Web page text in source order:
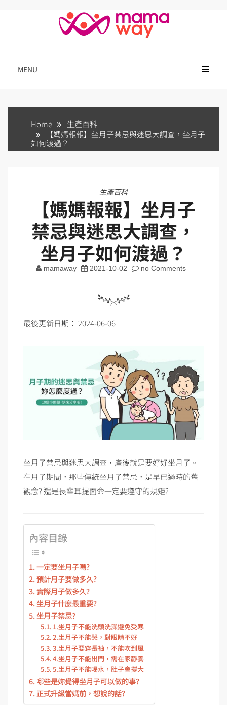
MENU
Home
生產百科
【媽媽報報】坐月子禁忌與迷思大調查，坐月子
如何渡過？
生產百科
【媽媽報報】坐月子
禁忌與迷思大調查，
坐月子如何渡過？
mamaway 2021-10-02 no Comments
最後更新日期： 2024-06-06
坐月子禁忌與迷思大調查，產後就是要好好坐月子。
在月子期間，那些傳統坐月子禁忌，是早已過時的舊
觀念? 還是長輩耳提面命一定要遵守的規矩?
內容目錄
一定要坐月子嗎?
預計月子要做多久?
實際月子做多久?
坐月子什麼最重要?
坐月子禁忌?
1.坐月子不能洗頭洗澡避免受寒
2.坐月子不能哭，對眼睛不好
3.坐月子要穿長袖，不能吹到風
4.坐月子不能出門，需在家靜養
5.坐月子不能喝水，肚子會撐大
哪些是妳覺得坐月子可以做的事?
正式升級當媽前，想說的話?